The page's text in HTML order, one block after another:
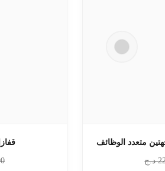
متعدد الوظائف
د.ج